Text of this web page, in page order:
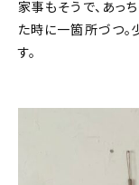
家事もそうで、あっ
た時に一箇所づつ
す。